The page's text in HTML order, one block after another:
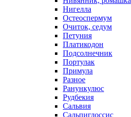
Нигелла
Остеоспермум
Очиток, седум
Петуния
Платикодон
Подсолнечник
Портулак
Примула
Разное
Ранункулюс
Рудбекия
Сальвия
Сальпиглоссис